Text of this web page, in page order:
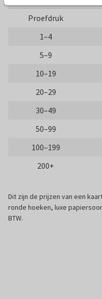
Proefdruk
1–4
5–9
10–19
20–29
30–49
50–99
100–199
200+
Dit zijn de prijzen van een
ronde hoeken, luxe
BTW.